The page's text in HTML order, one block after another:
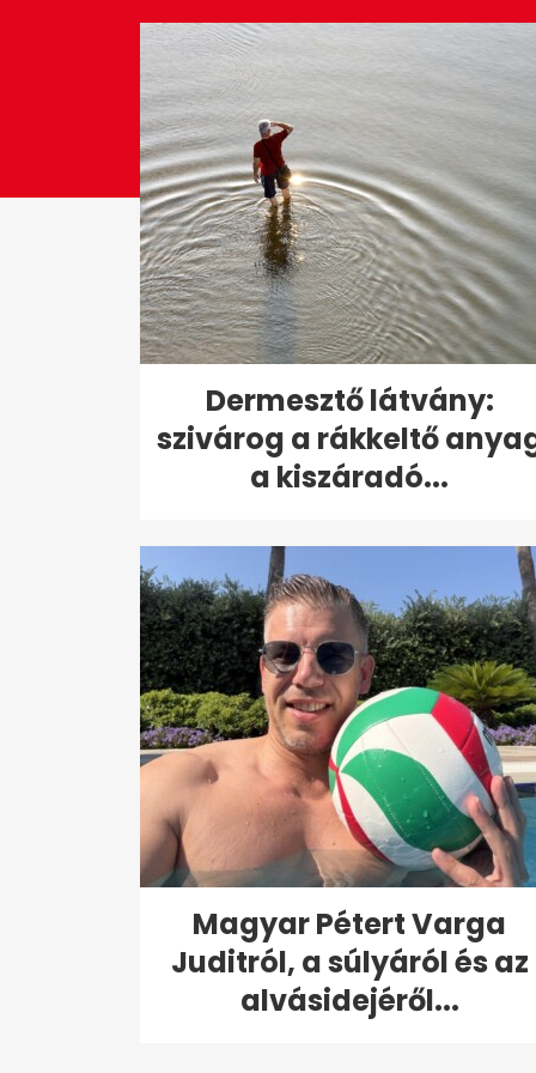
0%
Dermesztő látvány:
szivárog a rákkeltő
a kiszáradó...
Magyar Pétert Varga
Juditról, a súlyáról és az
alvásidejéről...